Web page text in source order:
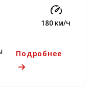
180 км/ч
Подробнее